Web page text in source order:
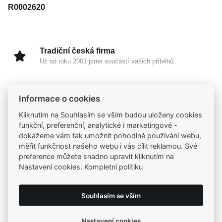
R0002620
Tradiční česká firma
Už od roku 2001 jsme součástí vašich příběhů
Na našem e-shopu máte výběr z tisíců šperků
Garance vysoké kvality
Certifikáty původu a kvality k vybraným šperkům
Kamenné prodejny
Informace o cookies
Kliknutím na Souhlasím se vším budou uloženy cookies
funkční, preferenční, analytické i marketingové -
dokážeme vám tak umožnit pohodlné používání webu,
měřit funkčnost našeho webu i vás cílit reklamou. Své
preference můžete snadno upravit kliknutím na
Nastavení cookies. Kompletní politiku
Souhlasím se vším